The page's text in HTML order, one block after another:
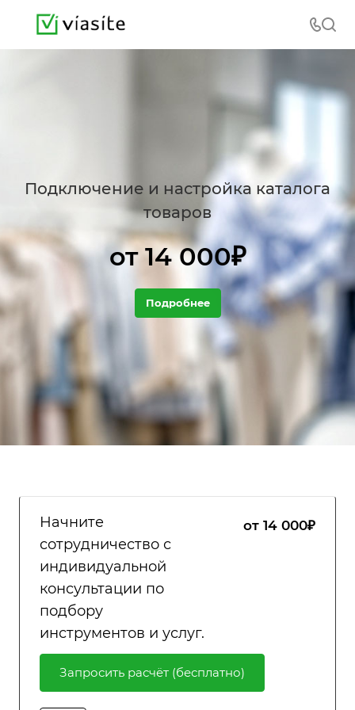
Подключение и настройка каталога
товаров
от 14 000₽
Подробнее
Начните
сотрудничество с
индивидуальной
консультации по
подбору
инструментов и услуг.
от 14 000₽
Запросить расчёт (бесплатно)